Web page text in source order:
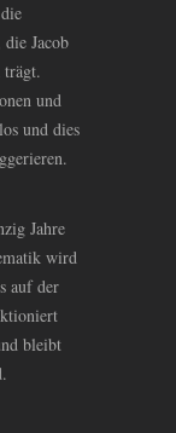
Jacob
und
und dies
Jahre
wird
auf der
bleibt